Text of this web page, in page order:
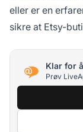
eller er en
sikre at Etsy-
Klar for
Prøv